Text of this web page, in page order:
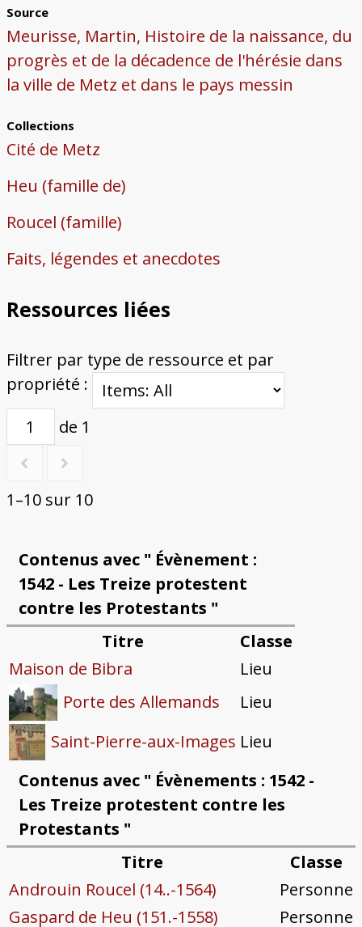
Source
Meurisse, Martin, Histoire de la naissance, du
progrès et de la décadence de l'hérésie dans
la ville de Metz et dans le pays messin
Collections
Cité de Metz
Heu (famille de)
Roucel (famille)
Faits, légendes et anecdotes
Ressources liées
Filtrer par type de ressource et par
propriété :
de 1
1–10 sur 10
Contenus avec " Évènement :
1542 - Les Treize protestent
contre les Protestants "
Titre
Classe
Maison de Bibra
Lieu
Porte des Allemands
Lieu
Saint-Pierre-aux-Images Lieu
Contenus avec " Évènements : 1542 -
Les Treize protestent contre les
Protestants "
Titre
Classe
Androuin Roucel (14..-1564)
Personne
Gaspard de Heu (151.-1558)
Personne